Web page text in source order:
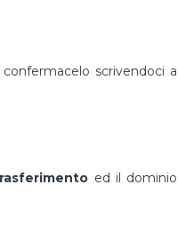
scrivendoci a
ed il dominio